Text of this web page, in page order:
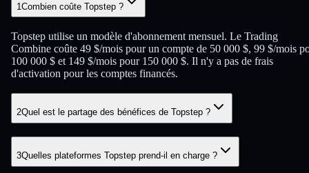
1 Combien coûte Topstep ?
Topstep utilise un modèle d'abonnement mensuel. Le Trading
Combine coûte 49 $/mois pour un compte de 50 000 $, 99 $/mois
100 000 $ et 149 $/mois pour 150 000 $. Il n'y a pas de frais
d'activation pour les comptes financés.
2Quel est le partage des bénéfices de Topstep ?
3Quelles plateformes Topstep prend-il en charge ?